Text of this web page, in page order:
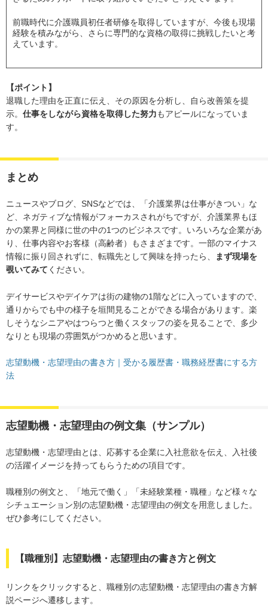
前職時代に介護職員初任者研修を取得していますが、今後も現場
経験を積みながら、さらに専門的な資格の取得に挑戦したいと考
えています。
【ポイント】
退職した理由を正直に伝え、その原因を分析し、自ら改善策を提
示。 仕事をしながら資格を取得した努力もアピールになっていま
す。
まとめ
ニュースやブログ、SNSなどでは、「介護業界は仕事がきつい」な
ど、ネガティブな情報がフォーカスされがちですが、介護業界もほ
かの業界と同様に世の中の1つのビジネスです。いろいろな企業があ
り、仕事内容やお客様（高齢者）もさまざまです。一部のマイナス
情報に振り回されずに、転職先として興味を持ったら、
まず現場を
覗いてみて ください。
デイサービスやデイケアは街の建物の1階などに入っていますので、
通りからでも中の様子を垣間見ることができる場合があります。楽
しそうなシニアやはつらつと働くスタッフの姿を見ることで、多少
なりとも現場の雰囲気がつかめると思います。
志望動機・志望理由の書き方｜受かる履歴書・職務経歴書にする方
法
志望動機・志望理由の例文集（サンプル）
志望動機・志望理由とは、応募する企業に入社意欲を伝え、入社後
の活躍イメージを持ってもらうための項目です。
職種別の例文と、「地元で働く」「未経験業種・職種」など様々な
シチュエーション別の志望動機・志望理由の例文を用意しました。
ぜひ参考にしてください。
【職種別】志望動機・志望理由の書き方と例文
リンクをクリックすると、職種別の志望動機・志望理由の書き方解
説ページへ遷移します。